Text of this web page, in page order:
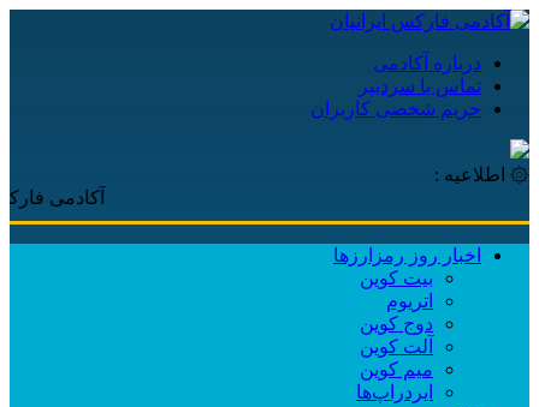
درباره آکادمی
تماس با سردبیر
حریم شخصی کاربران
۞ اطلاعیه :
آکادمی فارکس
اخبار روز رمزارزها
بیت کوین
اتریوم
دوج کوین
آلت کوین
میم کوین‌
ایردراپ‌ها